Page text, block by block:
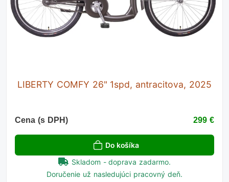
LIBERTY COMFY 26" 1spd, antracitova, 2025
Cena (s DPH) 299 €
Do košíka
Skladom - doprava zadarmo.
Doručenie už nasledujúci pracovný deň.